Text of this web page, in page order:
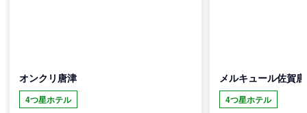
オンクリ唐津
4つ星ホテル
メルキュール佐賀
4つ星ホテル